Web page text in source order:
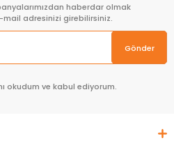
haberdar olmak
adresinizi girebilirsiniz.
Gönder
okudum ve kabul ediyorum.